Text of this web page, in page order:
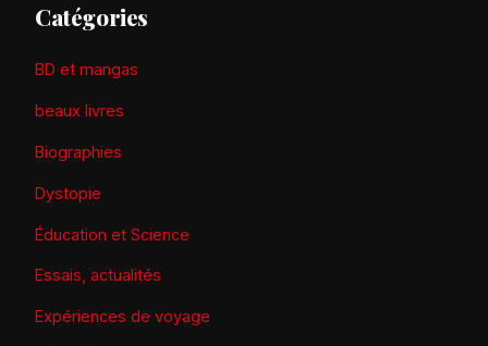
Catégories
BD et mangas
beaux livres
Biographies
Dystopie
Éducation et Science
Essais, actualités
Expériences de voyage